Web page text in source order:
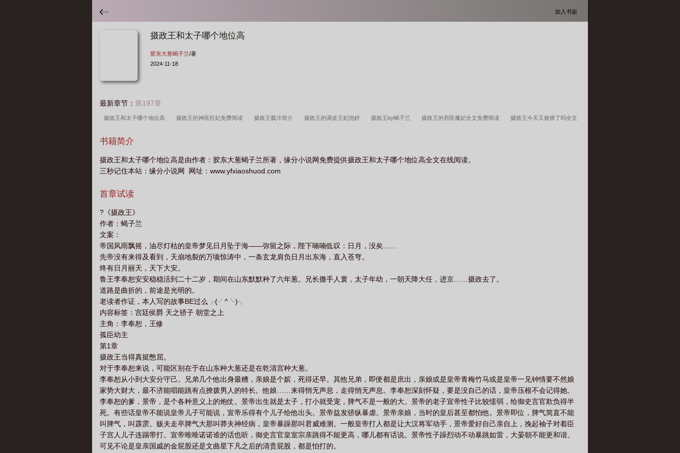
加入书架
摄政王和太子哪个地位高
胶东大葱蝎子兰/著
2024-11-18
最新章节： 第197章
摄政王和太子哪个地位高 摄政王的神医狂妃免费阅读 摄政王载沣简介 摄政王的调皮王妃池妤 摄政王by蝎子兰 摄政王的邪医魔妃全文免费阅读 摄政王今天又被撩了吗全文
书籍简介
摄政王和太子哪个地位高是由作者：胶东大葱蝎子兰所著，缘分小说网免费提供摄政王和太子哪个地位高全文在线阅读。
三秒记住本站：缘分小说网 网址：www.yfxiaoshuod.com
首章试读
?《摄政王》
作者：蝎子兰
文案：
帝国风雨飘摇，油尽灯枯的皇帝梦见日月坠于海——弥留之际，陛下喃喃低叹：日月，没矣……
先帝没有来得及看到，天崩地裂的万顷惊涛中，一条玄龙肩负日月出东海，直入苍穹。
终有日月丽天，天下大安。
鲁王李奉恕安安稳稳活到二十二岁，期间在山东默默种了六年葱。兄长撒手人寰，太子年幼，一朝天降大任，进京……摄政去了。
道路是曲折的，前途是光明的。
老读者作证，本人写的故事BE过么╭(╯^╰)╮
内容标签：宫廷侯爵 天之骄子 朝堂之上
主角：李奉恕，王修
孤臣幼主
第1章
摄政王当得真挺憋屈。
对于李奉恕来说，可能区别在于在山东种大葱还是在乾清宫种大葱。
李奉恕从小到大安分守己。兄弟几个他出身最糟，亲娘是个嫔，死得还早。其他兄弟，即便都是庶出，亲娘或是皇帝青梅竹马或是皇帝一见钟情要不然娘
家势大财大，最不济能唱能跳有点撩拨男人的特长。他娘……来得悄无声息，走得悄无声息。李奉恕深刻怀疑，要是没自己的话，皇帝压根不会记得她。
李奉恕的爹，景帝，是个各种意义上的炮仗。景帝出生就是太子，打小就受宠，脾气不是一般的大。景帝的老子宣帝性子比较懦弱，给御史言官欺负得半
死。有些话皇帝不能说皇帝儿子可能说，宣帝乐得有个儿子给他出头。景帝益发骄纵暴虐。景帝亲娘，当时的皇后甚至都怕他。景帝即位，脾气简直不能
叫脾气，叫霹雳。贩夫走卒脾气大那叫莽夫神经病，皇帝暴躁那叫君威难测。一般皇帝打人都是让大汉将军动手，景帝爱好自己亲自上，挽起袖子对着臣
子宫人儿子连踢带打。宣帝唯唯诺诺谁的话也听，御史言官皇室宗亲跳得不能更高，哪儿都有话说。景帝性子躁烈动不动暴跳如雷，大晏朝不能更和谐。
可见不论是皇亲国戚的金屁股还是文曲星下凡之后的清贵屁股，都是怕打的。